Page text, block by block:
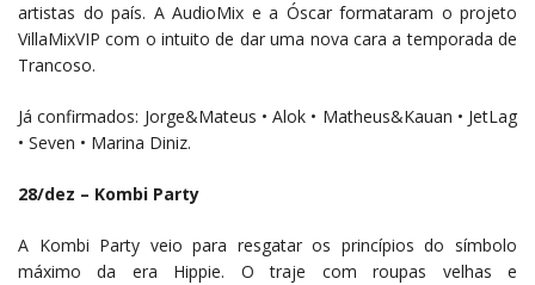
artistas do país. A AudioMix e a Óscar formataram o projeto
VillaMixVIP com o intuito de dar uma nova cara a temporada de
Trancoso.
Já confirmados: Jorge&Mateus • Alok • Matheus&Kauan • JetLag
• Seven • Marina Diniz.
28/dez – Kombi Party
A Kombi Party veio para resgatar os princípios do símbolo
máximo da era Hippie. O traje com roupas velhas e